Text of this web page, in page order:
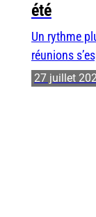
été
Un rythme
réunions
27 juillet